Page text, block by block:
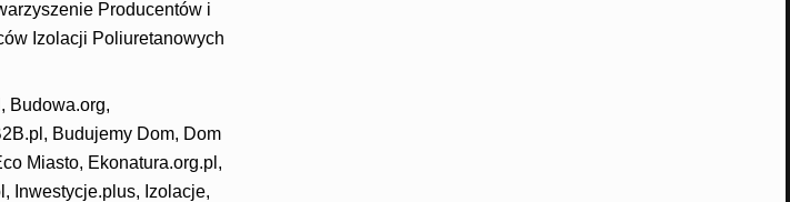
Producentów i
Izolacji Poliuretanowych
Budowa.org,
Budujemy Dom, Dom
Miasto, Ekonatura.org.pl,
Inwestycje.plus, Izolacje,